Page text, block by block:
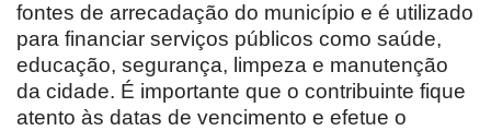
fontes de arrecadação do município e é utilizado
para financiar serviços públicos como saúde,
educação, segurança, limpeza e manutenção
da cidade. É importante que o contribuinte fique
atento às datas de vencimento e efetue o